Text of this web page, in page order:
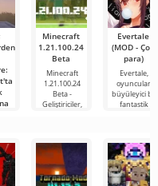
Minecraft
1.21.100.24
Beta
Minecraft
1.21.100.24
Beta -
Geliştiriciler,
Evertale
(MOD - Çok
para)
Evertale,
oyuncuları
büyüleyici bir
fantastik